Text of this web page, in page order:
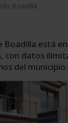
Boadilla
Boadilla está
con datos
del municipio.